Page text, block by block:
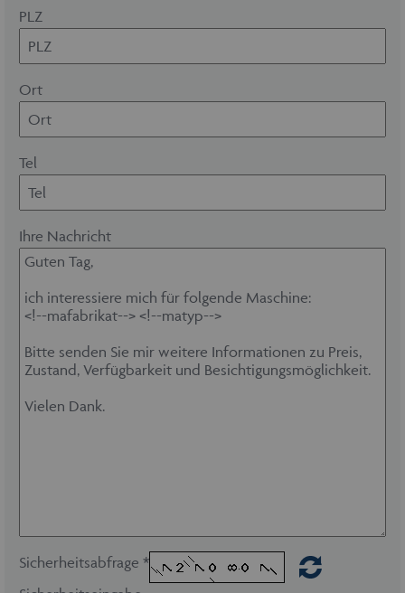
PLZ
Ort
Tel
Ihre Nachricht
Sicherheitsabfrage *